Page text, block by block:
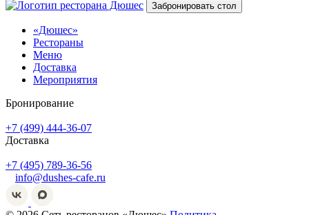
Забронировать стол
«Дюшес»
Рестораны
Меню
Доставка
Мероприятия
Бронирование
+7 (499) 444-36-07
Доставка
+7 (495) 789-36-56
info@dushes-cafe.ru